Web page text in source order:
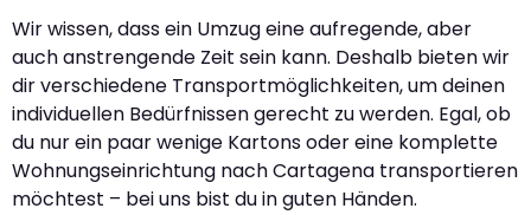
Wir wissen, dass ein Umzug eine aufregende, aber
auch anstrengende Zeit sein kann. Deshalb bieten wir
dir verschiedene Transportmöglichkeiten, um deinen
individuellen Bedürfnissen gerecht zu werden. Egal, ob
du nur ein paar wenige Kartons oder eine komplette
Wohnungseinrichtung nach Cartagena transportieren
möchtest – bei uns bist du in guten Händen.